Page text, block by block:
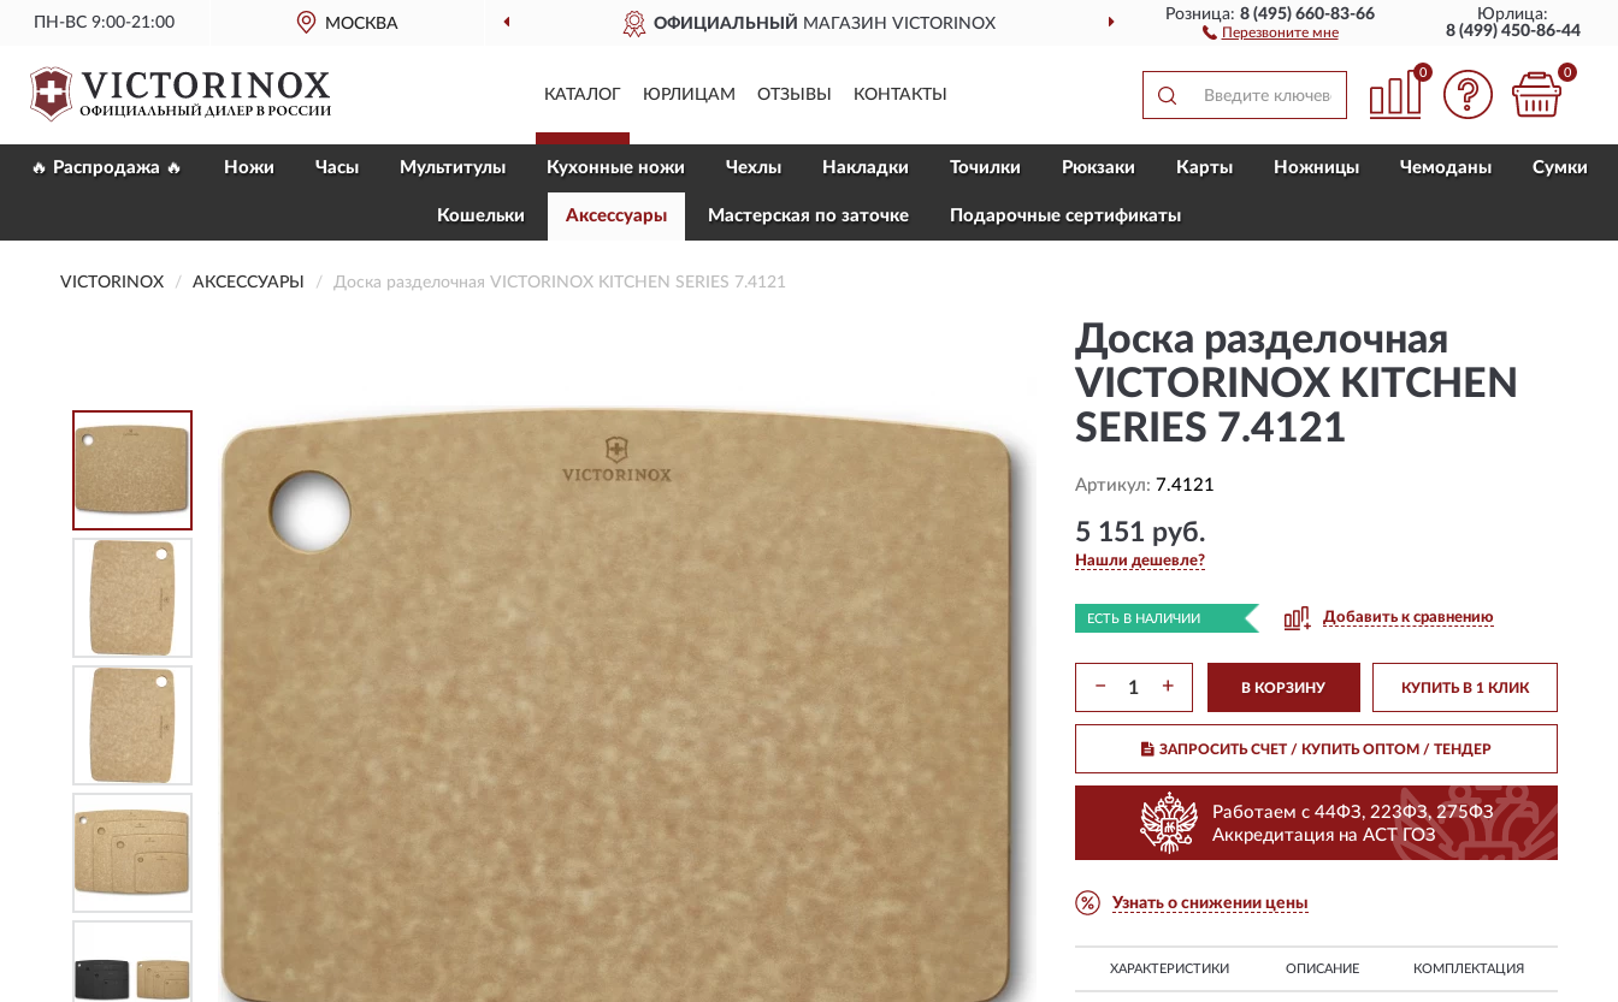
ПН-ВС 9:00-21:00 МОСКВА ОФИЦИАЛЬНЫЙ МАГАЗИН VICTORINOX ДОСТАВИМ ПО ВСЕЙ РОССИИ
Розница:8 (495) 660-83-66
Перезвоните мне
Юрлица:
8 (499) 450-86-44
КАТАЛОГ ЮРЛИЦАМ ОТЗЫВЫ КОНТАКТЫ
0 0
🔥 Распродажа 🔥 Ножи Часы Мультитулы Кухонные ножи Чехлы Накладки Точилки Рюкзаки Карты Ножницы Чемоданы Сумки
Кошельки Aксессуары Мастерская по заточке Подарочные сертификаты
VICTORINOX AКСЕССУАРЫ Доска разделочная VICTORINOX KITCHEN SERIES 7.4121
Доска разделочная
VICTORINOX KITCHEN
SERIES 7.4121
Артикул: 7.4121
5 151 руб.
Нашли дешевле?
ЕСТЬ В НАЛИЧИИ Добавить к сравнению
− + В КОРЗИНУ КУПИТЬ В 1 КЛИК
ЗАПРОСИТЬ СЧЕТ / КУПИТЬ ОПТОМ/ ТЕНДЕР
Работаем с 44ФЗ, 223ФЗ, 275ФЗ
Аккредитация на АСТ ГОЗ
Узнать о снижении цены
ХАРАКТЕРИСТИКИ ОПИСАНИЕ КОМПЛЕКТАЦИЯ